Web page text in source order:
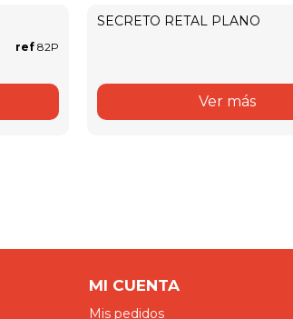
ref82P
SECRETO RETAL PLANO
Ver más
MI CUENTA
Mis pedidos